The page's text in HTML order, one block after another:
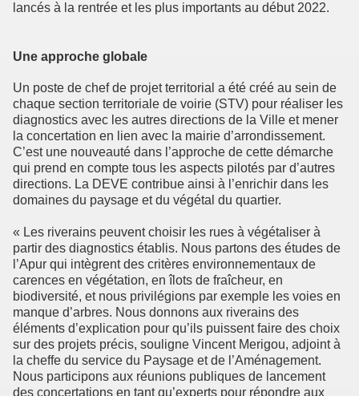
lancés à la rentrée et les plus importants au début 2022.
Une approche globale
Un poste de chef de projet territorial a été créé au sein de
chaque section territoriale de voirie (STV) pour réaliser les
diagnostics avec les autres directions de la Ville et mener
la concertation en lien avec la mairie d’arrondissement.
C’est une nouveauté dans l’approche de cette démarche
qui prend en compte tous les aspects pilotés par d’autres
directions. La DEVE contribue ainsi à l’enrichir dans les
domaines du paysage et du végétal du quartier.
« Les riverains peuvent choisir les rues à végétaliser à
partir des diagnostics établis. Nous partons des études de
l’Apur qui intègrent des critères environnementaux de
carences en végétation, en îlots de fraîcheur, en
biodiversité, et nous privilégions par exemple les voies en
manque d’arbres. Nous donnons aux riverains des
éléments d’explication pour qu’ils puissent faire des choix
sur des projets précis, souligne Vincent Merigou, adjoint à
la cheffe du service du Paysage et de l’Aménagement.
Nous participons aux réunions publiques de lancement
des concertations en tant qu’experts pour répondre aux